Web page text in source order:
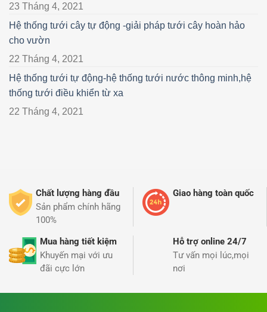
23 Tháng 4, 2021
Hệ thống tưới cây tự động -giải pháp tưới cây hoàn hảo
cho vườn
22 Tháng 4, 2021
Hệ thống tưới tự động-hệ thống tưới nước thông minh,hệ
thống tưới điều khiển từ xa
22 Tháng 4, 2021
Chất lượng hàng đầu
Sản phẩm chính hãng
100%
Giao hàng toàn quốc
Mua hàng tiết kiệm
Khuyến mại với ưu
đãi cực lớn
Hỗ trợ online 24/7
Tư vấn mọi lúc,mọi
nơi